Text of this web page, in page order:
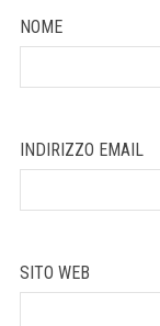
NOME
INDIRIZZO EMAIL
SITO WEB